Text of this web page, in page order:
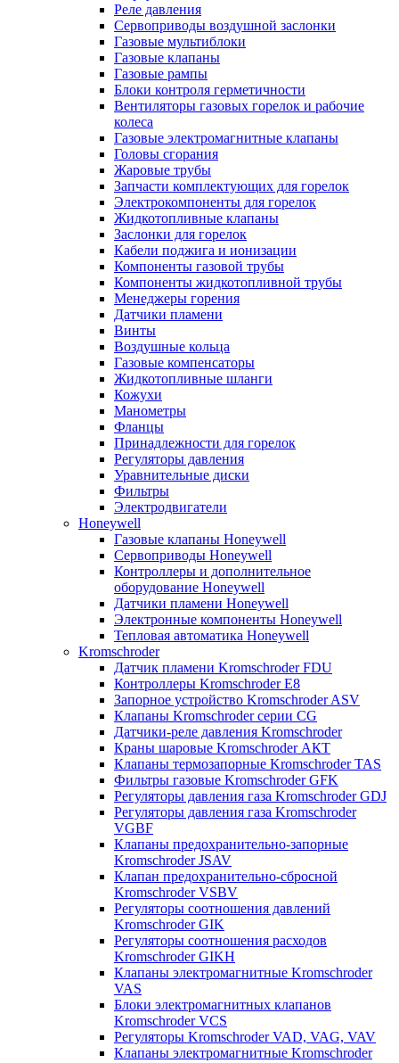
Реле давления
Сервоприводы воздушной заслонки
Газовые мультиблоки
Газовые клапаны
Газовые рампы
Блоки контроля герметичности
Вентиляторы газовых горелок и рабочие
колеса
Газовые электромагнитные клапаны
Головы сгорания
Жаровые трубы
Запчасти комплектующих для горелок
Электрокомпоненты для горелок
Жидкотопливные клапаны
Заслонки для горелок
Кабели поджига и ионизации
Компоненты газовой трубы
Компоненты жидкотопливной трубы
Менеджеры горения
Датчики пламени
Винты
Воздушные кольца
Газовые компенсаторы
Жидкотопливные шланги
Кожухи
Манометры
Фланцы
Принадлежности для горелок
Регуляторы давления
Уравнительные диски
Фильтры
Электродвигатели
Honeywell
Газовые клапаны Honeywell
Сервоприводы Honeywell
Контроллеры и дополнительное
оборудование Honeywell
Датчики пламени Honeywell
Электронные компоненты Honeywell
Тепловая автоматика Honeywell
Kromschroder
Датчик пламени Kromschroder FDU
Контроллеры Kromschroder E8
Запорное устройство Kromschroder ASV
Клапаны Kromschroder серии CG
Датчики-реле давления Kromschroder
Краны шаровые Kromschroder АКТ
Клапаны термозапорные Kromschroder TAS
Фильтры газовые Kromschroder GFK
Регуляторы давления газа Kromschroder GDJ
Регуляторы давления газа Kromschroder
VGBF
Клапаны предохранительно-запорные
Kromschroder JSAV
Клапан предохранительно-сбросной
Kromschroder VSBV
Регуляторы соотношения давлений
Kromschroder GIK
Регуляторы соотношения расходов
Kromschroder GIKH
Клапаны электромагнитные Kromschroder
VAS
Блоки электромагнитных клапанов
Kromschroder VCS
Регуляторы Kromschroder VAD, VAG, VAV
Клапаны электромагнитные Kromschroder